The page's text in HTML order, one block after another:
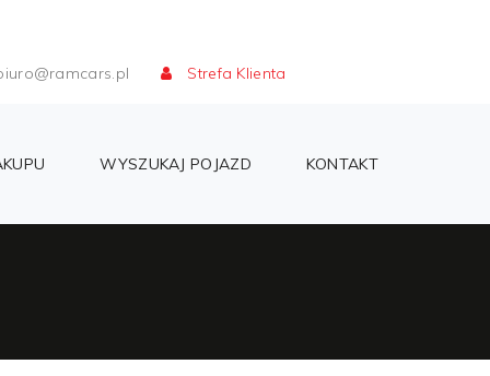
Strefa Klienta
WYSZUKAJ POJAZD KONTAKT